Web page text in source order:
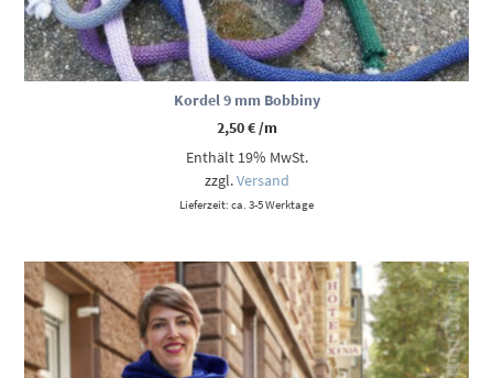
Kordel 9 mm Bobbiny
2,50€/m
Enthält 19% MwSt.
zzgl.Versand
Lieferzeit: ca. 3-5 Werktage